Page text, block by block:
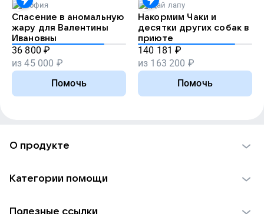
София
Спасение в аномальную
жару для Валентины
Ивановны
36 800 ₽
из45 000 ₽
Помочь
Дай лапу
Накормим Чаки и
десятки других собак в
приюте
140 181 ₽
из 163 200 ₽
Помочь
О продукте
Использование материалов
Категории помощи
Полезные ссылки